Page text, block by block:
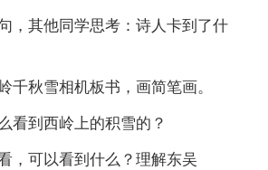
，其他同学思考：诗人卡到了什
千秋雪相机板书，画简笔画。
看到西岭上的积雪的？
，可以看到什么？理解东吴